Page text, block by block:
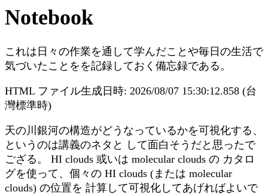
Notebook
これは日々の作業を通して学んだことや毎日の生活で
気づいたことをを記録しておく備忘録である。
HTML ファイル生成日時: 2026/08/07 15:30:12.858 (台
灣標準時)
天の川銀河の構造がどうなっているかを可視化する、
というのは講義のネタと して面白そうだと思ったで
ござる。 HI clouds 或いは molecular clouds の カタロ
グを使って、個々の HI clouds (または molecular
clouds) の位置を 計算して可視化してあげればよいで